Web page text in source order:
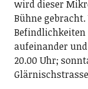
wird dieser
Bühne
aufeinander
20.00 Uhr;